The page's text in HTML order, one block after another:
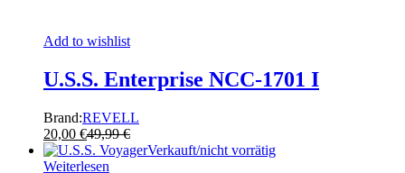
Add to wishlist
U.S.S. Enterprise NCC-1701 I
Brand:REVELL
20,00 €49,99€
Verkauft/nicht vorrätig
Weiterlesen